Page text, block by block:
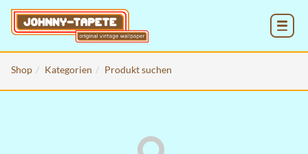
Shop Kategorien Produkt suchen